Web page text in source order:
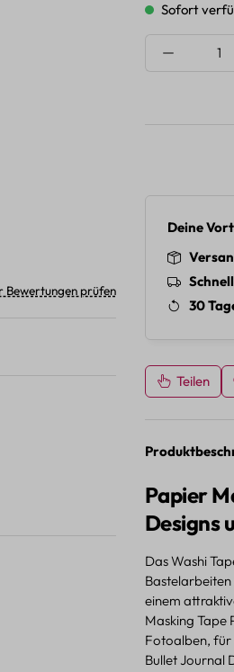
Sofort
Deine
30
Teilen
Papier
Designs
Das Washi
einem
Masking Tape
Fotoalben, für
Bullet Journal
Bewertungen prüfen